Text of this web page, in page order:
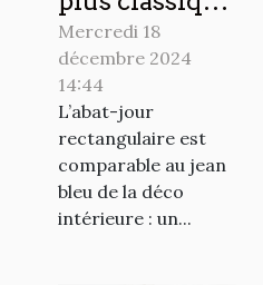
des
luminaires :
l'abat-jour
rectangulaire
Mercredi 18
décembre 2024
14:44
L’abat-jour
rectangulaire est
comparable au jean
bleu de la déco
intérieure : un...